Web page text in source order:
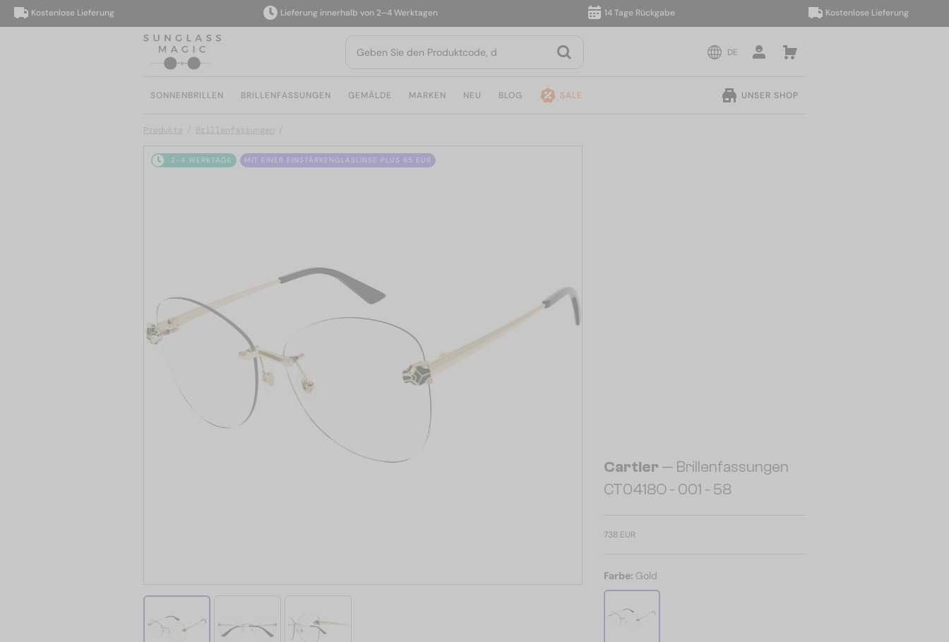
Kostenlose Lieferung Lieferung innerhalb von 2–4 Werktagen 14 Tage Rückgabe Kostenlose Lieferung
DE
SONNENBRILLEN BRILLENFASSUNGEN GEMÄLDE MARKEN NEU BLOG SALE UNSER SHOP
Produkte Brillenfassungen
2-4 WERKTAGE MIT EINER EINSTÄRKENGLASLINSE PLUS 65 EUR
Cartier — Brillenfassungen
CT0418O - 001 - 58
738 EUR
Farbe: Gold